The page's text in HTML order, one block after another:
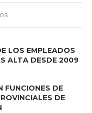
LOS EMPLEADOS
ALTA DESDE 2009
FUNCIONES DE
DE